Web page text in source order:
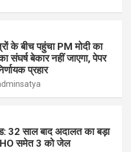
के बीच पहुंचा PM मोदी का
बेकार नहीं जाएगा, पेपर
प्रहार
32 साल बाद अदालत का बड़ा
समेत 3 को जेल